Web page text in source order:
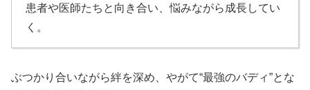
患者や医師たちと向き合い、悩みながら成長してい
く。
ぶつかり合いながら絆を深め、やがて“最強のバディ”とな